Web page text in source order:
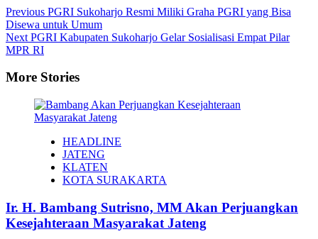
Previous PGRI Sukoharjo Resmi Miliki Graha PGRI yang Bisa
Disewa untuk Umum
Next PGRI Kabupaten Sukoharjo Gelar Sosialisasi Empat Pilar
MPR RI
More Stories
HEADLINE
JATENG
KLATEN
KOTA SURAKARTA
Ir. H. Bambang Sutrisno, MM Akan Perjuangkan
Kesejahteraan Masyarakat Jateng